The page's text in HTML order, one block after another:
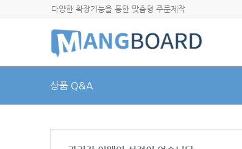
다양한 확장기능을 통한 맞춤형 주문제작
상품 Q&A